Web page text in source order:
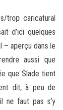
trop caricatural
d’ici quelques
– aperçu dans le
aussi que
que Slade tient
dit, à peu de
ne faut pas s’y